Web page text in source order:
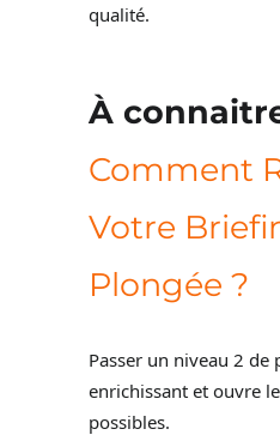
qualité.
À
Comment
Votre
Plongée ?
Passer un niveau 2 de
enrichissant et ouvre
possibles.